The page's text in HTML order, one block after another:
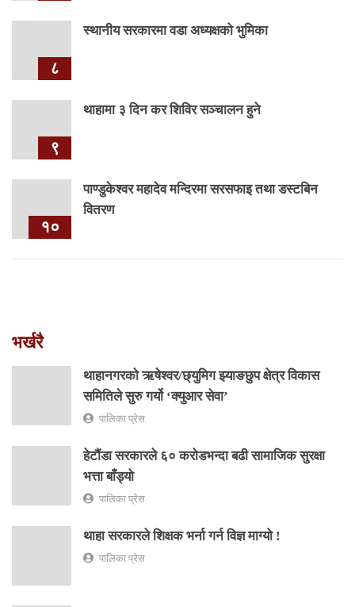
८
स्थानीय सरकारमा वडा अध्यक्षको भुमिका
९
थाहामा ३ दिन कर शिविर सञ्चालन हुने
१०
पाण्डुकेश्वर महादेव मन्दिरमा सरसफाइ तथा डस्टबिन
वितरण
भर्खरै
थाहानगरकाे ऋषेश्वर/छ्युमिग झ्याङछुप क्षेत्र विकास
समितिले सुरु गर्यो ‘क्युआर सेवा’
पालिका प्रेस
हेटौंडा सरकारले ६० करोडभन्दा बढी सामाजिक सुरक्षा
भत्ता बाँड्यो
पालिका प्रेस
थाहा सरकारले शिक्षक भर्ना गर्न विज्ञ माग्यो !
पालिका प्रेस